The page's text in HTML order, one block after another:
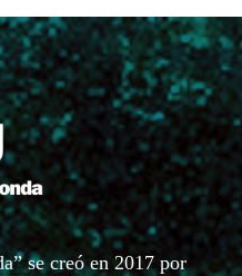
se creó en 2017 por